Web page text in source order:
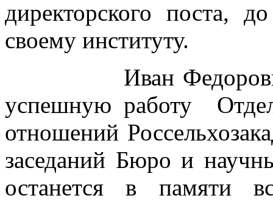
директорского поста,
своему институту.
Иван Федорович
успешную работу
отношений
заседаний Бюро и
останется в памяти